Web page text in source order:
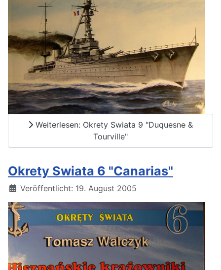
Weiterlesen: Okrety Swiata 9 "Duquesne &
Tourville"
Okrety Swiata 6 "Canarias"
Details
Veröffentlicht: 19. August 2005